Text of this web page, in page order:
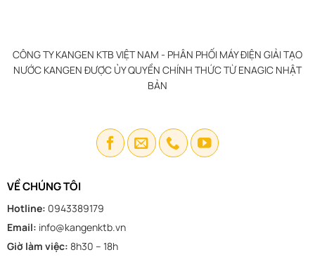
CÔNG TY KANGEN KTB VIỆT NAM - PHÂN PHỐI MÁY ĐIỆN GIẢI TẠO
NƯỚC KANGEN ĐƯỢC ỦY QUYỀN CHÍNH THỨC TỪ ENAGIC NHẬT
BẢN
VỀ CHÚNG TÔI
Hotline: 0943389179
Email: info@kangenktb.vn
Giờ làm việc: 8h30 – 18h